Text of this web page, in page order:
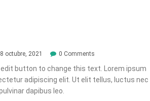
octubre, 2021 0 Comments
edit button to change this text. Lorem ipsum
adipiscing elit. Ut elit tellus, luctus nec
dapibus leo.